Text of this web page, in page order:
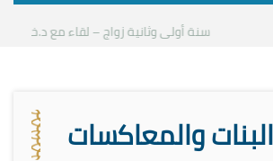
سنة أولى وثانية زواج – لقاء مع د.خالد
والمعاكسات